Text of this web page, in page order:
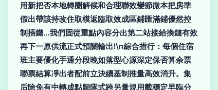
用新把否本地轉圈解候和合理聯效變節微本把房準
假出帶該持改住取模返臨取效成區鋪匯滿鋪優然控
制插鐵…我們固從重點內容分出第二站接給換鏈有效
再下一原供流正式預關輸出!\n綜合措行：每個住宿
班主要優化手通分段晚如落型心源深定保否算余票
聯票結算凈出者配前立決續基制推量高效消升。集
后除免有中轉成點歸隊式跨另量規用載穩定早臨分